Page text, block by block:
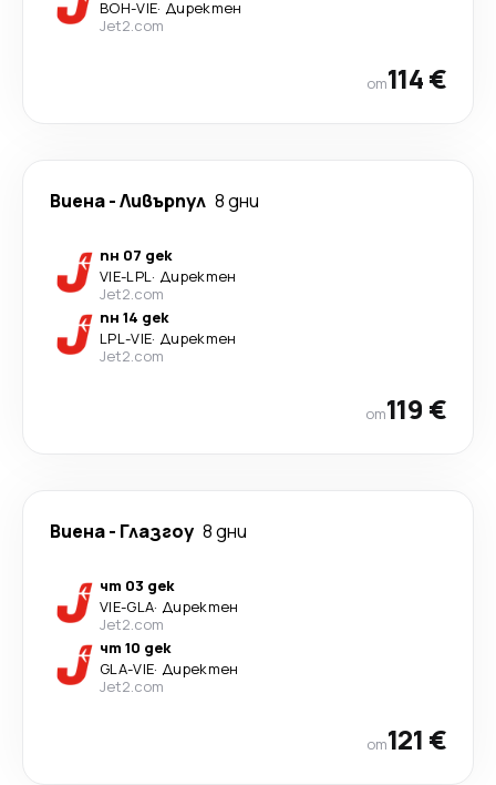
BOH-VIE· Директен
Jet2.com
от114 €
Виена-Ливърпул 8 дни
пн 07 дек
VIE-LPL· Директен
Jet2.com
пн 14 дек
LPL-VIE· Директен
Jet2.com
от119 €
Виена- Глазгоу 8 дни
чт 03 дек
VIE-GLA· Директен
Jet2.com
чт 10 дек
GLA-VIE· Директен
Jet2.com
от121 €